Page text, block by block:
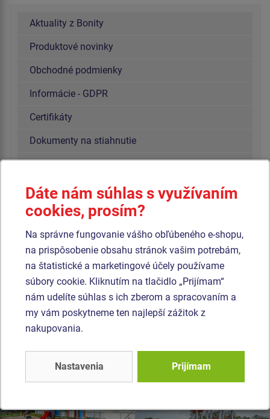
Aktuality z Bonity
Produktové novinky
Obchodné podmienky
Informácie - GDPR
Certifikáty
Dokumenty na stiahnutie
Cookies
Prevádzkové knihy
BONITA GROUP SERVICE SK s.r.o.
821 04 Bratislava
Slovenská republika
IČO: 55 366 881
E-mail:
info@ihriska-bonita.sk
Tel.:+421 910 359 434
Dáte nám súhlas s využívaním
cookies, prosím?
Na správne fungovanie vášho obľúbeného e-shopu,
na prispôsobenie obsahu stránok vašim potrebám,
na štatistické a marketingové účely používame
súbory cookie. Kliknutím na tlačidlo „Prijímam“
nám udelíte súhlas s ich zberom a spracovaním a
my vám poskytneme ten najlepší zážitok z
nakupovania.
Nastavenia Prijímam